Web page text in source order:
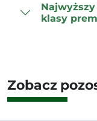
klasy
Zobacz